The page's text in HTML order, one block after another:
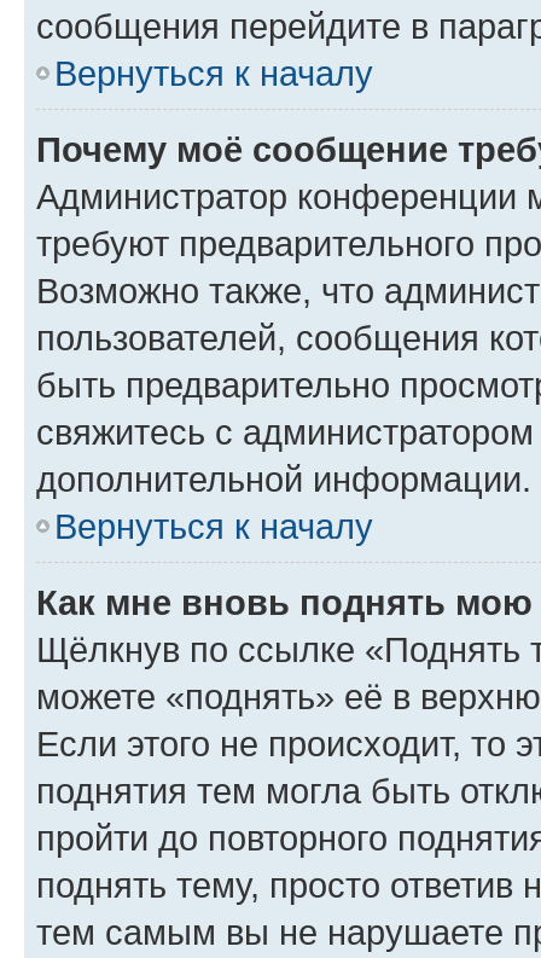
сообщения перейдите в
Вернуться к началу
Почему моё сообщение
Администратор конференции
требуют предварительного
Возможно также, что
пользователей, сообщения
быть предварительно
свяжитесь с
дополнительной информации.
Вернуться к началу
Как мне вновь поднять мою
Щёлкнув по ссылке «Поднять
можете «поднять» её в
Если этого не происходит, то
поднятия тем могла быть
пройти до повторного
поднять тему, просто ответив
тем самым вы не нарушаете